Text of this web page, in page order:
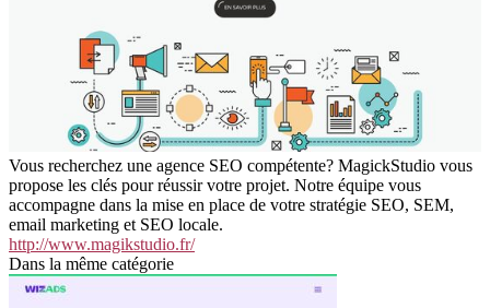
Vous recherchez une agence SEO compétente? MagickStudio vous
propose les clés pour réussir votre projet. Notre équipe vous
accompagne dans la mise en place de votre stratégie SEO, SEM,
email marketing et SEO locale.
http://www.magikstudio.fr/
Dans la même catégorie